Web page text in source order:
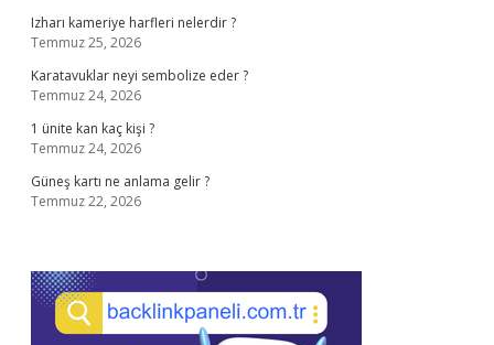
Izharı kameriye harfleri nelerdir ?
Temmuz 25, 2026
Karatavuklar neyi sembolize eder ?
Temmuz 24, 2026
1 ünite kan kaç kişi ?
Temmuz 24, 2026
Güneş kartı ne anlama gelir ?
Temmuz 22, 2026